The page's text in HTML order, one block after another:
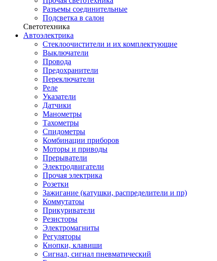
Разъемы соединительные
Подсветка в салон
Светотехника
Автоэлектрика
Стеклоочистители и их комплектующие
Выключатели
Провода
Предохранители
Переключатели
Реле
Указатели
Датчики
Манометры
Тахометры
Спидометры
Комбинации приборов
Моторы и приводы
Прерыватели
Электродвигатели
Прочая электрика
Розетки
Зажигание (катушки, распределители и пр)
Коммутатоы
Прикуриватели
Резисторы
Электромагниты
Регуляторы
Кнопки, клавиши
Сигнал, сигнал пневматический